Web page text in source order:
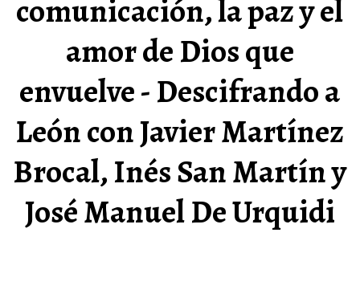
comunicación, la paz y el
amor de Dios que
envuelve - Descifrando a
León con Javier Martínez
Brocal, Inés San Martín y
José Manuel De Urquidi